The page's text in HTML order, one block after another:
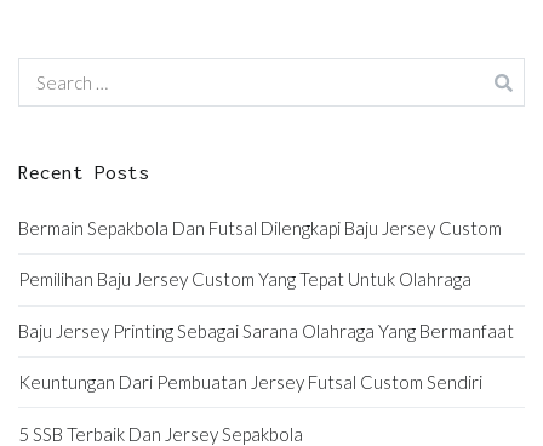
Search
for:
Recent Posts
Bermain Sepakbola Dan Futsal Dilengkapi Baju Jersey Custom
Pemilihan Baju Jersey Custom Yang Tepat Untuk Olahraga
Baju Jersey Printing Sebagai Sarana Olahraga Yang Bermanfaat
Keuntungan Dari Pembuatan Jersey Futsal Custom Sendiri
5 SSB Terbaik Dan Jersey Sepakbola